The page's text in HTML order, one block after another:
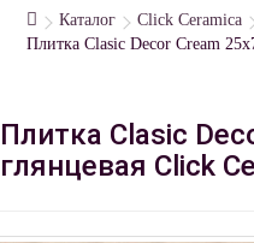
Каталог Click Ceramica
Плитка Clasic Decor Cream
Плитка Clasic
глянцевая Click